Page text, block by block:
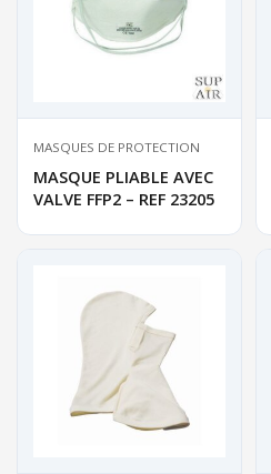
MASQUES DE PROTECTION
MASQUE PLIABLE AVEC
VALVE FFP2 – REF 23205